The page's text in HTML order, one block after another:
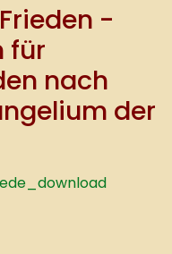
-
für
nach
der